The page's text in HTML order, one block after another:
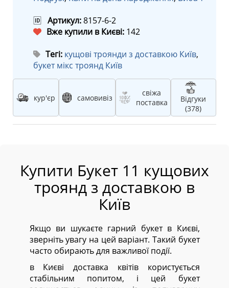
🆔 Артикул:8157-6-2
Вже купили в Києві: 142
Тегі: кущові троянди з доставкою Київ,
букет мікс троянд Київ
кур'єр самовивіз
свіжа
поставка
Відгуки
(378)
Купити Букет 11 кущових
троянд з доставкою в
Київ
Якщо ви шукаєте гарний букет в Києві,
зверніть увагу на цей варіант. Такий букет
часто обирають для важливої події.
в Києві доставка квітів користується
стабільним попитом, і цей букет